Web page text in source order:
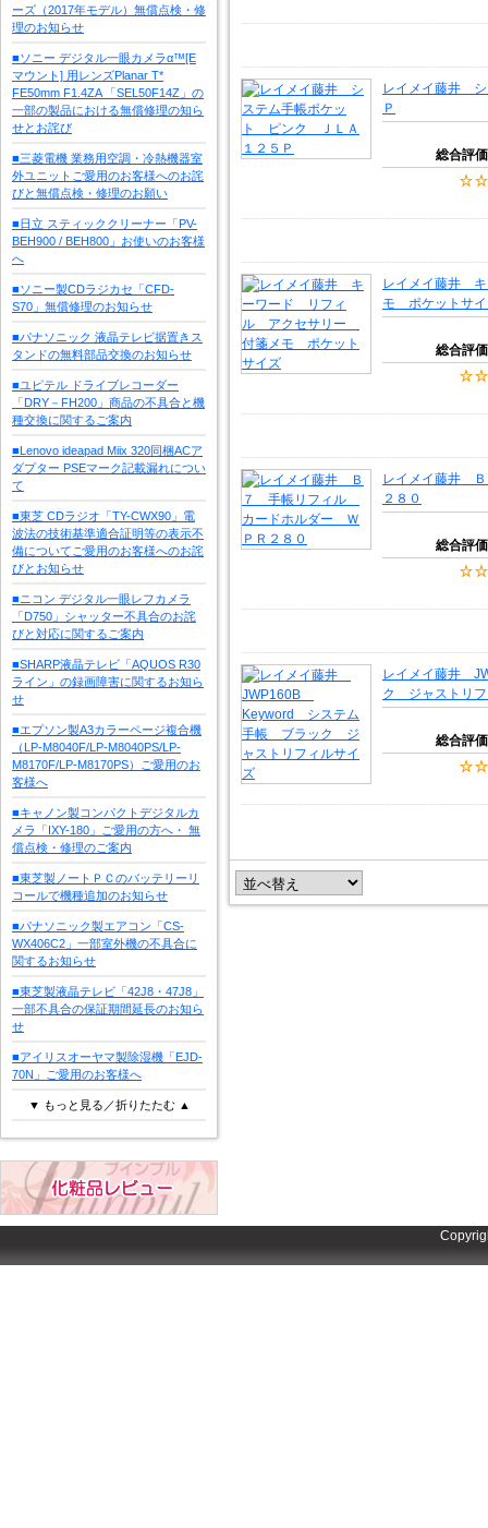
ーズ（2017年モデル）無償点検・修
理のお知らせ
■ソニー デジタル一眼カメラα™[E
マウント] 用レンズPlanar T*
FE50mm F1.4ZA 「SEL50F14Z」の
一部の製品における無償修理の知ら
せとお詫び
■三菱電機 業務用空調・冷熱機器室
外ユニットご愛用のお客様へのお詫
びと無償点検・修理のお願い
■日立 スティッククリーナー「PV-
BEH900 / BEH800」お使いのお客様
へ
■ソニー製CDラジカセ「CFD-
S70」無償修理のお知らせ
■パナソニック 液晶テレビ据置きス
タンドの無料部品交換のお知らせ
■ユピテル ドライブレコーダー
「DRY－FH200」商品の不具合と機
種交換に関するご案内
■Lenovo ideapad Miix 320同梱ACア
ダプター PSEマーク記載漏れについ
て
■東芝 CDラジオ「TY-CWX90」電
波法の技術基準適合証明等の表示不
備についてご愛用のお客様へのお詫
びとお知らせ
■ニコン デジタル一眼レフカメラ
「D750」シャッター不具合のお詫
びと対応に関するご案内
■SHARP液晶テレビ「AQUOS R30
ライン」の録画障害に関するお知ら
せ
■エプソン製A3カラーページ複合機
（LP-M8040F/LP-M8040PS/LP-
M8170F/LP-M8170PS）ご愛用のお
客様へ
■キャノン製コンパクトデジタルカ
メラ「IXY-180」ご愛用の方へ・ 無
償点検・修理のご案内
■東芝製ノートＰＣのバッテリーリ
コールで機種追加のお知らせ
■パナソニック製エアコン「CS-
WX406C2」一部室外機の不具合に
関するお知らせ
■東芝製液晶テレビ「42J8・47J8」
一部不具合の保証期間延長のお知ら
せ
■アイリスオーヤマ製除湿機「EJD-
70N」ご愛用のお客様へ
▼ もっと見る／折りたたむ ▲
レイメイ藤井
Ｐ
総合評価
レイメイ藤井
モ ポケットサ
総合評価
レイメイ藤井
２８０
総合評価
レイメイ藤井
ク ジャストリフ
総合評価